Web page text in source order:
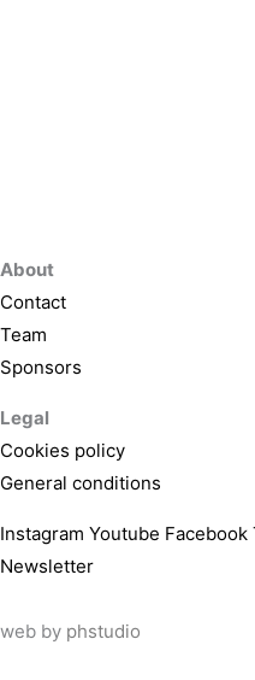
About
Contact
Team
Sponsors
Legal
Cookies policy
General conditions
Instagram Youtube Facebook
Newsletter
web by phstudio